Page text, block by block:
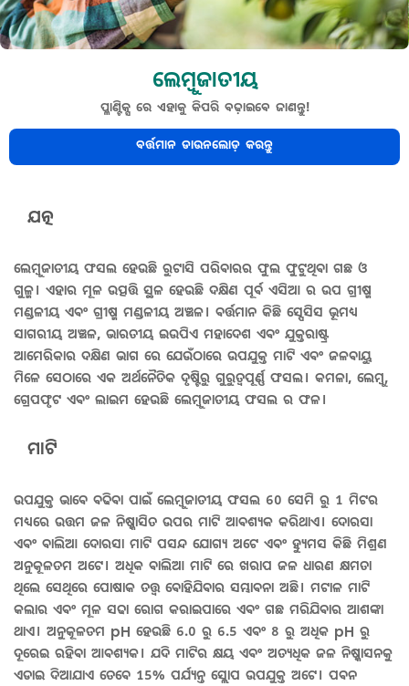
ଲେମ୍ବୁଜାତୀୟ
ପ୍ଳାଣ୍ଟିକ୍ସ ରେ ଏହାକୁ କିପରି ବଢ଼ାଇବେ ଜାଣନ୍ତୁ!
ବର୍ତ୍ତମାନ ଡାଉନଲୋଡ଼ କରନ୍ତୁ
ଯତ୍ନ
ଲେମ୍ବୁଜାତୀୟ ଫସଲ ହେଉଛି ରୁଟାସି ପରିବାରର ଫୁଲ ଫୁଟୁଥିବା ଗଛ ଓ
ଗୁଳ୍ମ। ଏହାର ମୂଳ ଉତ୍ପତ୍ତି ସ୍ଥଳ ହେଉଛି ଦକ୍ଷିଣ ପୂର୍ବ ଏସିଆ ର ଉପ ଗ୍ରୀଷ୍ମ
ମଣ୍ଡଳୀୟ ଏବଂ ଗ୍ରୀଷ୍ମ ମଣ୍ଡଳୀୟ ଅଞ୍ଚଳ। ବର୍ତ୍ତମାନ କିଛି ସ୍ପେସିସ ଭୂମଧ୍ୟ
ସାଗରୀୟ ଅଞ୍ଚଳ, ଭାରତୀୟ ଇଉପିଏ ମହାଦେଶ ଏବଂ ଯୁକ୍ତରାଷ୍ଟ୍ର
ଆମେରିକାର ଦକ୍ଷିଣ ଭାଗ ରେ ଯେଉଁଠାରେ ଉପଯୁକ୍ତ ମାଟି ଏବଂ ଜଳବାୟୁ
ମିଳେ ସେଠାରେ ଏକ ଅର୍ଥନୈତିକ ଦୃଷ୍ଟିରୁ ଗୁରୁତ୍ୱପୂର୍ଣ୍ଣ ଫସଲ। କମଳା, ଲେମ୍ବୁ,
ଗ୍ରେପଫୃଟ ଏବଂ ଲାଇମ ହେଉଛି ଲେମ୍ବୁଜାତୀୟ ଫସଲ ର ଫଳ।
ମାଟି
ଉପଯୁକ୍ତ ଭାବେ ବଢିବା ପାଇଁ ଲେମ୍ବୁଜାତୀୟ ଫସଲ 60 ସେମି ରୁ 1 ମିଟର
ମଧ୍ୟରେ ଉତ୍ତମ ଜଳ ନିଷ୍କାସିତ ଉପର ମାଟି ଆବଶ୍ୟକ କରିଥାଏ। ଦୋରସା
ଏବଂ ବାଲିଆ ଦୋରସା ମାଟି ପସନ୍ଦ ଯୋଗ୍ୟ ଅଟେ ଏବଂ ହ୍ୟୁମସ କିଛି ମିଶ୍ରଣ
ଅନୁକୂଳତମ ଅଟେ। ଅଧିକ ବାଲିଆ ମାଟି ରେ ଖରାପ ଜଳ ଧାରଣ କ୍ଷମତା
ଥିଲେ ସେଥିରେ ପୋଷାକ ତତ୍ତ୍ଵ ବୋହିଯିବାର ସମ୍ଭାବନା ଅଛି। ମଟାଳ ମାଟି
କଲାର ଏବଂ ମୂଳ ସଢା ରୋଗ କରାଇପାରେ ଏବଂ ଗଛ ମରିଯିବାର ଆଶଙ୍କା
ଥାଏ। ଅନୁକୂଳତମ pH ହେଉଛି 6.0 ରୁ 6.5 ଏବଂ 8 ରୁ ଅଧିକ pH ରୁ
ଦୂରେଇ ରହିବା ଆବଶ୍ୟକ। ଯଦି ମାଟିର କ୍ଷୟ ଏବଂ ଅତ୍ୟଧିକ ଜଳ ନିଷ୍କାସନକୁ
ଏଡାଇ ଦିଆଯାଏ ତେବେ 15% ପର୍ଯ୍ୟନ୍ତ ସ୍ଲୋପ ଉପଯୁକ୍ତ ଅଟେ। ପବନ